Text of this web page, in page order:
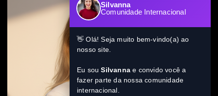
Silvanna
Comunidade Internacional
👋 Olá! Seja muito bem-vindo(a) ao
nosso site.
Eu souSilvanna e convido você a
fazer parte da nossa comunidade
internacional.